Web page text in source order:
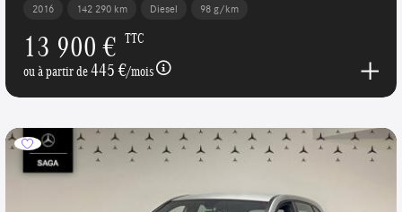
2016 142 290 km Diesel 98 g/km
13 900 € TTC
ou à partir de445 €/mois